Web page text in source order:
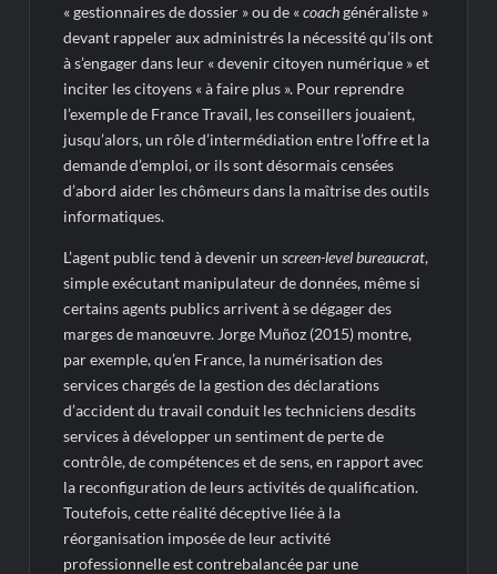
« gestionnaires de dossier » ou de «coachgénéraliste »
devant rappeler aux administrés la nécessité qu’ils ont
à s’engager dans leur « devenir citoyen numérique » et
inciter les citoyens « à faire plus ». Pour reprendre
l’exemple de France Travail, les conseillers jouaient,
jusqu’alors, un rôle d’intermédiation entre l’offre et la
demande d’emploi, or ils sont désormais censées
d’abord aider les chômeurs dans la maîtrise des outils
informatiques.
L’agent public tend à devenir unscreen-level bureaucrat,
simple exécutant manipulateur de données, même si
certains agents publics arrivent à se dégager des
marges de manœuvre. Jorge Muñoz (2015) montre,
par exemple, qu’en France, la numérisation des
services chargés de la gestion des déclarations
d’accident du travail conduit les techniciens desdits
services à développer un sentiment de perte de
contrôle, de compétences et de sens, en rapport avec
la reconfiguration de leurs activités de qualification.
Toutefois, cette réalité déceptive liée à la
réorganisation imposée de leur activité
professionnelle est contrebalancée par une